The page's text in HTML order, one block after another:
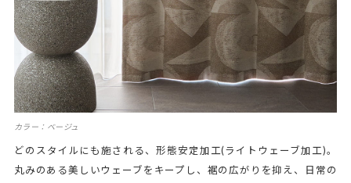
カラー：ベージュ
どのスタイルにも施される、形態安定加工(ライトウェーブ加工)。
丸みのある美しいウェーブをキープし、裾の広がりを抑え、日常の